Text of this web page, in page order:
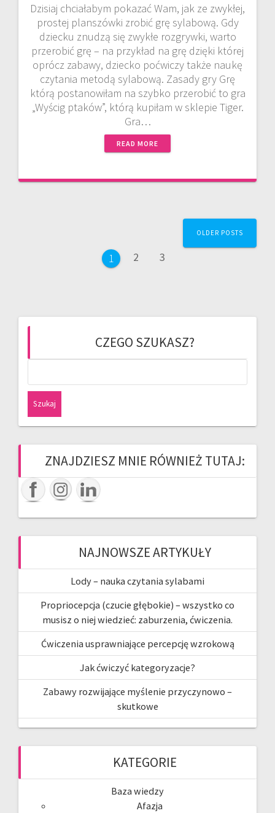
Dzisiaj chciałabym pokazać Wam, jak ze zwykłej,
prostej planszówki zrobić grę sylabową. Gdy
dziecku znudzą się zwykłe rozgrywki, warto
przerobić grę – na przykład na grę dzięki której
oprócz zabawy, dziecko poćwiczy także naukę
czytania metodą sylabową. Zasady gry Grę
którą postanowiłam na szybko przerobić to gra
„Wyścig ptaków”, którą kupiłam w sklepie Tiger.
Gra…
READ MORE
navigation
Page
1 Page
2 Page
3
OLDER POSTS
CZEGO SZUKASZ?
ZNAJDZIESZ MNIE RÓWNIEŻ TUTAJ:
NAJNOWSZE ARTYKUŁY
Lody – nauka czytania sylabami
Propriocepcja (czucie głębokie) – wszystko co
musisz o niej wiedzieć: zaburzenia, ćwiczenia.
Ćwiczenia usprawniające percepcję wzrokową
Jak ćwiczyć kategoryzacje?
Zabawy rozwijające myślenie przyczynowo –
skutkowe
KATEGORIE
Baza wiedzy
Afazja